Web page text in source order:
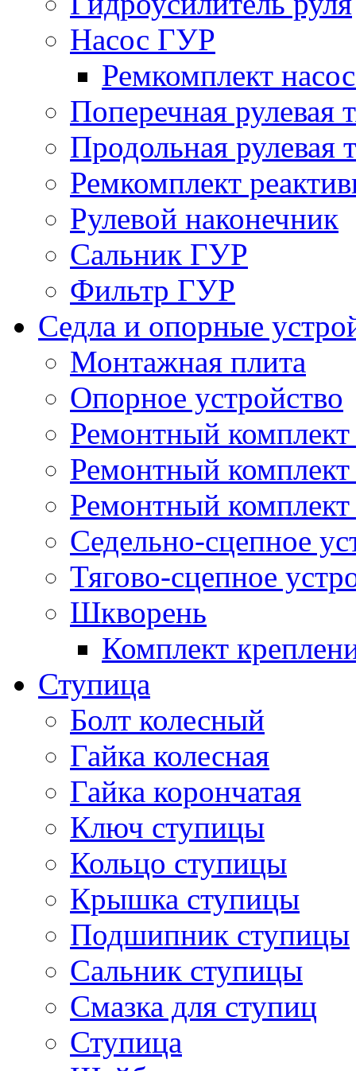
Насос ГУР
Ремкомплект
Поперечная рулевая
Продольная рулевая
Ремкомплект
Рулевой наконечник
Сальник ГУР
Фильтр ГУР
Седла и опорные
Монтажная плита
Опорное устройство
Ремонтный комплект
Ремонтный
Ремонтный комплект
Седельно-сцепное
Тягово-сцепное
Шкворень
Комплект
Ступица
Болт колесный
Гайка колесная
Гайка корончатая
Ключ ступицы
Кольцо ступицы
Крышка ступицы
Подшипник ступицы
Сальник ступицы
Смазка для ступиц
Ступица